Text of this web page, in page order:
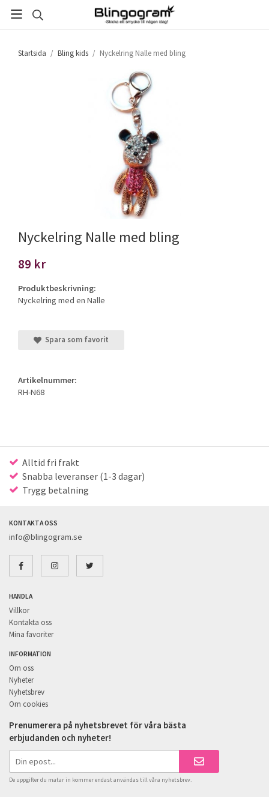
Startsida / Bling kids / Nyckelring Nalle med bling
Nyckelring Nalle med bling
89 kr
Produktbeskrivning:
Nyckelring med en Nalle
Spara som favorit
Artikelnummer:
RH-N68
Alltid fri frakt
Snabba leveranser (1-3 dagar)
Trygg betalning
KONTAKTA OSS
info@blingogram.se
HANDLA
Villkor
Kontakta oss
Mina favoriter
INFORMATION
Om oss
Nyheter
Nyhetsbrev
Om cookies
Prenumerera på nyhetsbrevet för våra bästa
erbjudanden och nyheter!
De uppgifter du matar in kommer endast användas till våra nyhetsbrev.